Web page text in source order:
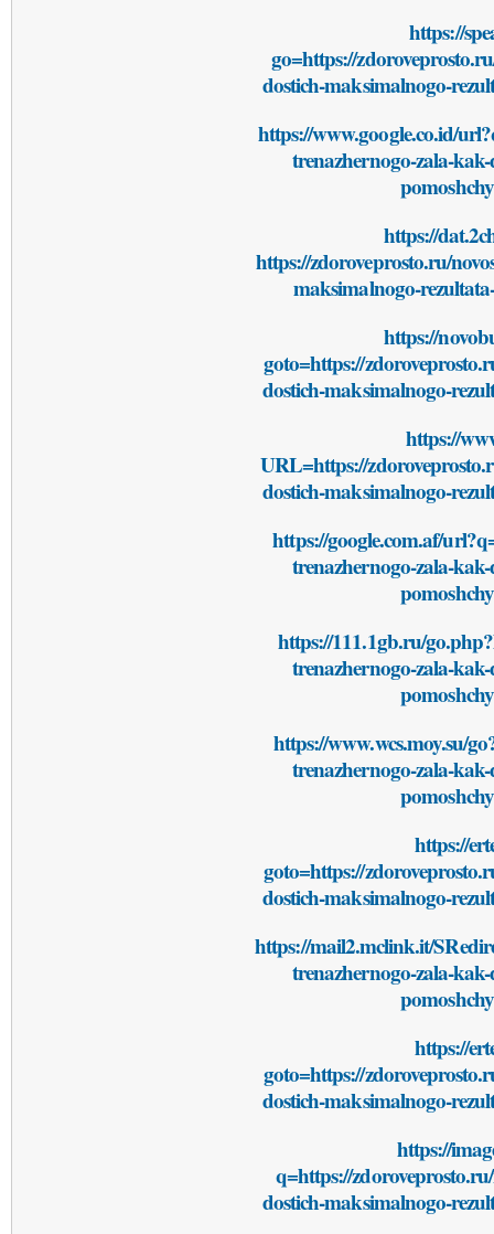
https://
go=https://
dostich-maksimalnogo-
https://www.google.co.id/
trenazhernogo-zala-
https://
https://zdoroveprosto.ru/
maksimalnogo-
https://
goto=https://
dostich-maksimalnogo-
https://
URL=https://
dostich-maksimalnogo-
https://google.com.af/
trenazhernogo-zala-
https://111.1gb.ru/
trenazhernogo-zala-
https://www.wcs.moy.su/
trenazhernogo-zala-
https://
goto=https://
dostich-maksimalnogo-
https://mail2.mclink.it/
trenazhernogo-zala-
https://
goto=https://
dostich-maksimalnogo-
https://
q=https://
dostich-maksimalnogo-